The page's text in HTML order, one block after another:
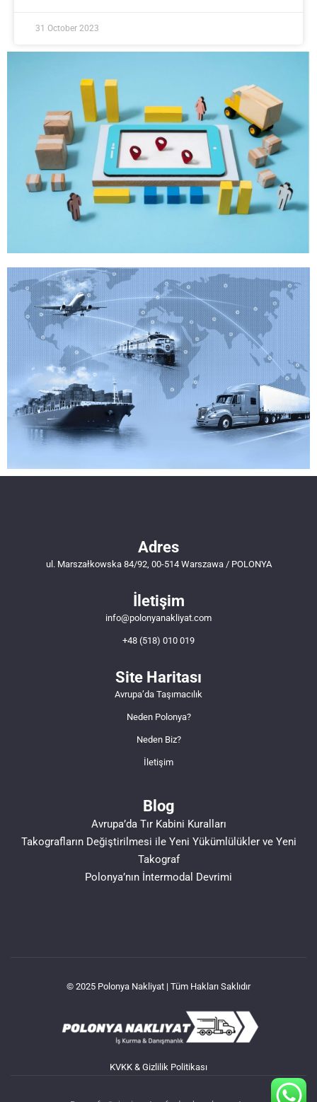
31 October 2023
Adres
ul. Marszałkowska 84/92, 00-514 Warszawa / POLONYA
İletişim
info@polonyanakliyat.com
+48 (518) 010 019
Site Haritası
Avrupa’da Taşımacılık
Neden Polonya?
Neden Biz?
İletişim
Blog
Avrupa’da Tır Kabini Kuralları
Takografların Değiştirilmesi ile Yeni Yükümlülükler ve Yeni
Takograf
Polonya’nın İntermodal Devrimi
© 2025 Polonya Nakliyat | Tüm Hakları Saklıdır
KVKK & Gizlilik Politikası